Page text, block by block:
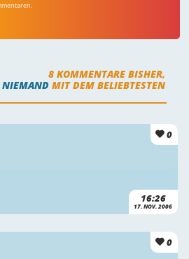
8 KOMMENTARE BISHER,
NIEMAND MIT DEM BELIEBTESTEN
0
16:26
17. NOV. 2006
0